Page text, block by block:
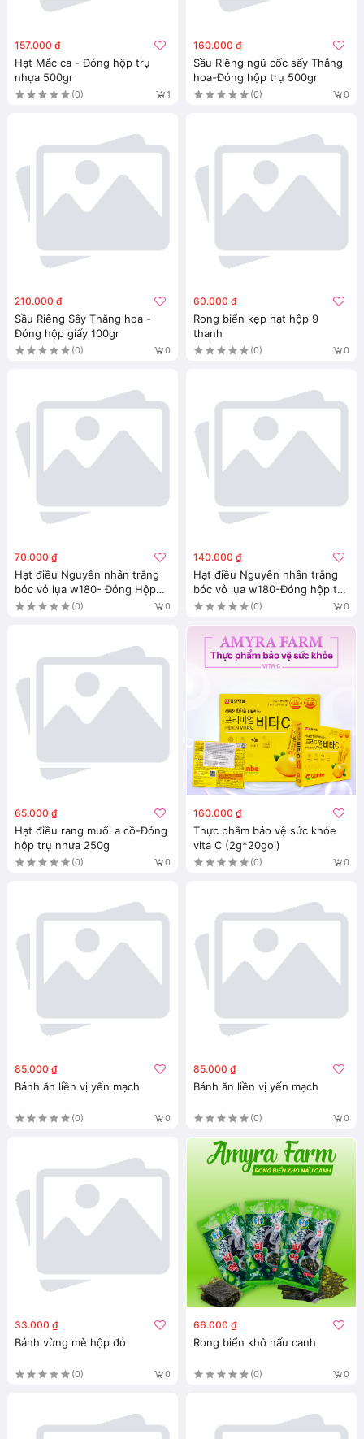
157.000 ₫
Hạt Mắc ca - Đóng hộp trụ
nhựa 500gr
(0) 1
160.000 ₫
Sầu Riêng ngũ cốc sấy Thắng
hoa-Đóng hộp trụ 500gr
(0) 0
210.000 ₫
Sầu Riêng Sấy Thăng hoa -
Đóng hộp giấy 100gr
(0) 0
60.000 ₫
Rong biển kẹp hạt hộp 9
thanh
(0) 0
70.000 ₫
Hạt điều Nguyên nhân trắng
bóc vỏ lụa w180- Đóng Hộp
250g
(0) 0
140.000 ₫
Hạt điều Nguyên nhân trắng
bóc vỏ lụa w180-Đóng hộp trụ
500g
(0) 0
65.000 ₫
Hạt điều rang muối a cồ-Đóng
hộp trụ nhưa 250g
(0) 0
160.000 ₫
Thực phẩm bảo vệ sức khỏe
vita C (2g*20goi)
(0) 0
85.000 ₫
Bánh ăn liền vị yến mạch
(0) 0
85.000 ₫
Bánh ăn liền vị yến mạch
(0) 0
33.000 ₫
Bánh vừng mè hộp đỏ
(0) 0
66.000 ₫
Rong biển khô nấu canh
(0) 0